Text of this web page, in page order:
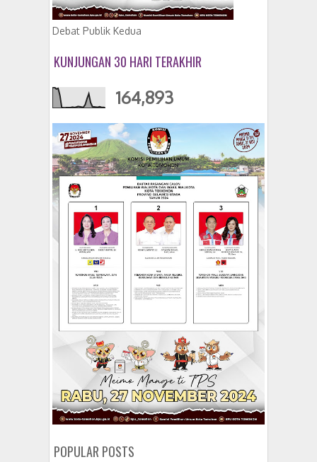
Debat Publik Kedua
KUNJUNGAN 30 HARI TERAKHIR
164,893
POPULAR POSTS